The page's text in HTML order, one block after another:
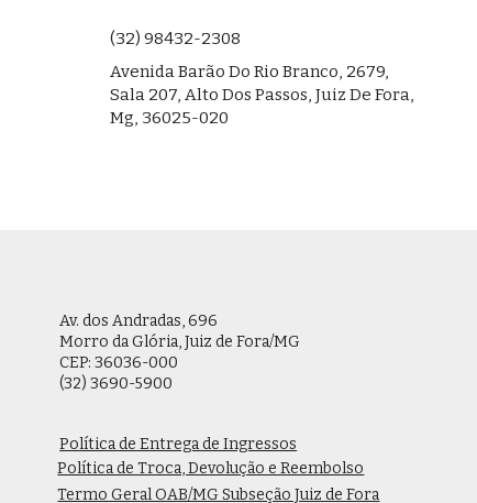
(32) 98432-2308
Avenida Barão Do Rio Branco, 2679,
Sala 207, Alto Dos Passos, Juiz De Fora,
Mg, 36025-020
Av. dos Andradas, 696
Morro da Glória, Juiz de Fora/MG
CEP: 36036-000
(32) 3690-5900
Política de Entrega de Ingressos
Termo Geral OAB/MG Subseção Juiz de Fora
Política de Troca, Devolução e Reembolso